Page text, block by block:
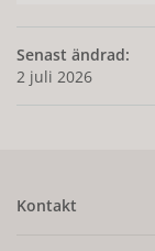
Senast ändrad:
2 juli 2026
Kontakt